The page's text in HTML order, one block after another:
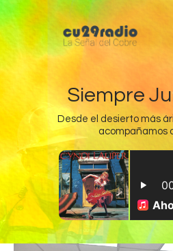
Siempre
Desde el desierto más
acompañamos
Inicio
Chuquicamata
Radomiro Tomic
Ministro Hales
Gabriela Mistral